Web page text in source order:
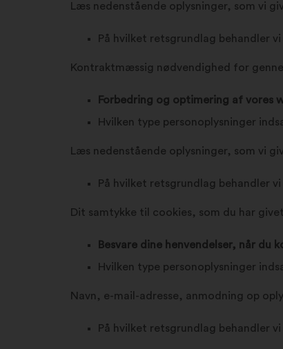
Læs nedenstående oplysninger, som vi
På hvilket retsgrundlag behandler
Kontraktmæssig nødvendighed for
Forbedring og optimering af vores
Hvilken type personoplysninger
Læs nedenstående oplysninger, som vi
På hvilket retsgrundlag behandler
Dit samtykke til cookies, som du har
Besvare dine henvendelser, når du
Hvilken type personoplysninger
Navn, e-mail-adresse, anmodning op
På hvilket retsgrundlag behandler